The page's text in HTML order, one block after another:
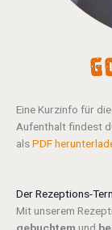
Eine Kurzinfo für
Aufenthalt findest
alsPDF
Der Rezeptions-
Mit unserem